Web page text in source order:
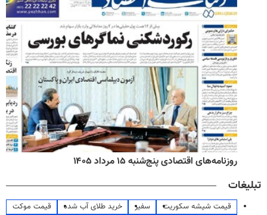
روزنامه‌های اقتصادی پنج‌شنبه ۱۵ مرداد ۱۴۰۵
تبلیغات
قیمت شیشه سکوریت سفیر خرید طلای آب شده
قیمت موکت